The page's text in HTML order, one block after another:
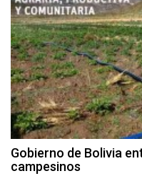
Gobierno de Bolivia
campesinos